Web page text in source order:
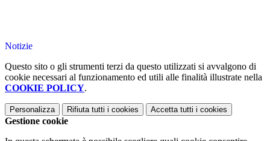
Notizie
Questo sito o gli strumenti terzi da questo utilizzati si avvalgono di
cookie necessari al funzionamento ed utili alle finalità illustrate nella
COOKIE POLICY.
Personalizza Rifiuta tutti i cookies Accetta tutti i cookies
Gestione cookie